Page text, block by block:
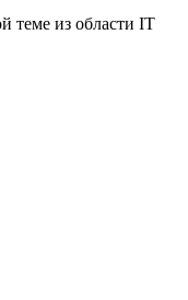
теме из области IT